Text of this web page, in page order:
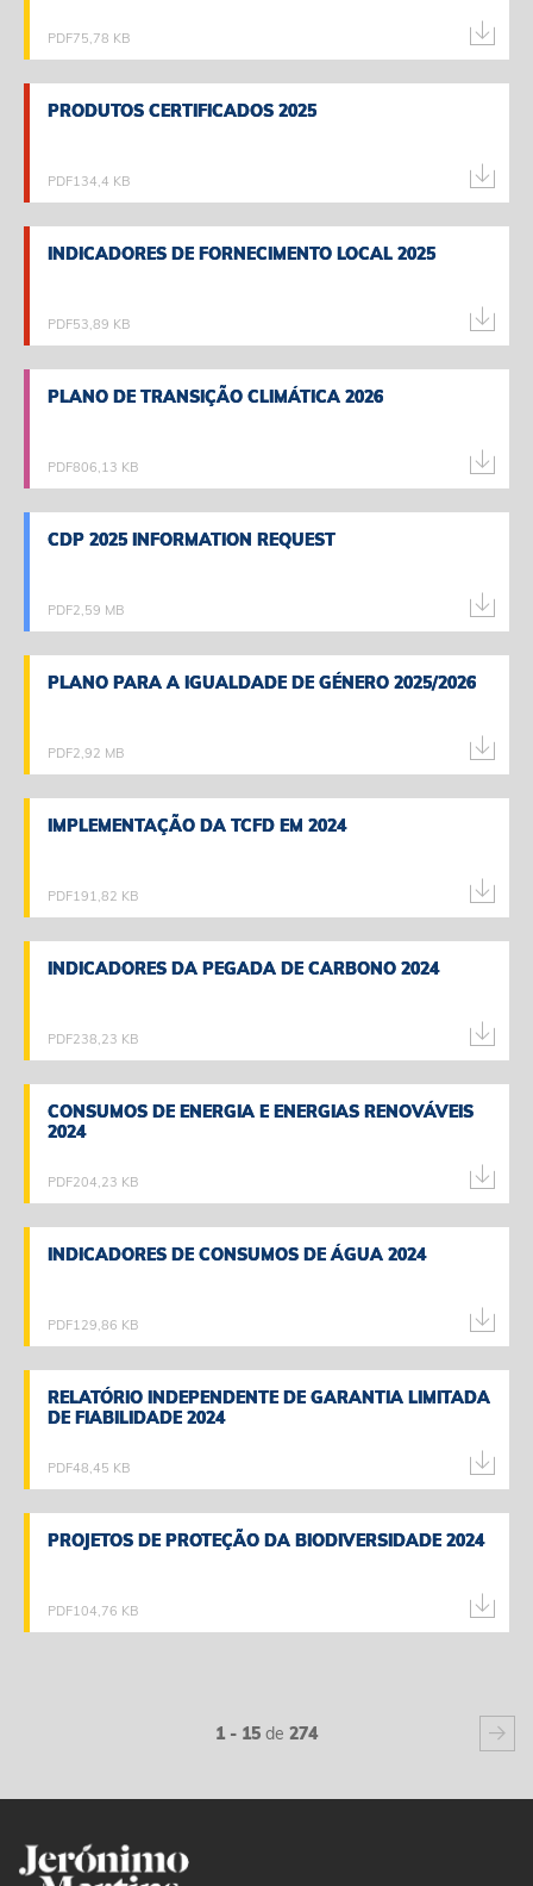
PDF75,78 KB
PRODUTOS CERTIFICADOS 2025
PDF134,4 KB
PRODUTOS CERTIFICADOS 2025
INDICADORES DE FORNECIMENTO LOCAL 2025
PDF53,89 KB
INDICADORES DE FORNECIMENTO LOCAL 2025
PLANO DE TRANSIÇÃO CLIMÁTICA 2026
PDF806,13 KB
PLANO DE TRANSIÇÃO CLIMÁTICA 2026
CDP 2025 INFORMATION REQUEST
PDF2,59 MB
CDP 2025 INFORMATION REQUEST
PLANO PARA A IGUALDADE DE GÉNERO 2025/2026
PDF2,92 MB
PLANO PARA A IGUALDADE DE GÉNERO 2025/2026
IMPLEMENTAÇÃO DA TCFD EM 2024
PDF191,82 KB
IMPLEMENTAÇÃO DA TCFD EM 2024
INDICADORES DA PEGADA DE CARBONO 2024
PDF238,23 KB
INDICADORES DA PEGADA DE CARBONO 2024
CONSUMOS DE ENERGIA E ENERGIAS RENOVÁVEIS
2024
PDF204,23 KB
CONSUMOS DE ENERGIA E ENERGIAS RENOVÁVEIS
2024
INDICADORES DE CONSUMOS DE ÁGUA 2024
PDF129,86 KB
INDICADORES DE CONSUMOS DE ÁGUA 2024
RELATÓRIO INDEPENDENTE DE GARANTIA LIMITADA
DE FIABILIDADE 2024
PDF48,45 KB
RELATÓRIO INDEPENDENTE DE GARANTIA LIMITADA
DE FIABILIDADE 2024
PROJETOS DE PROTEÇÃO DA BIODIVERSIDADE 2024
PDF104,76 KB
PROJETOS DE PROTEÇÃO DA BIODIVERSIDADE 2024
1 - 15 de 274
next